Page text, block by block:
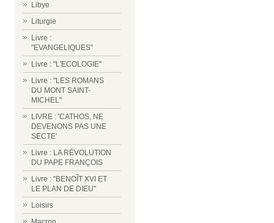
Libye
Liturgie
Livre :
"EVANGELIQUES"
Livre : "L'ECOLOGIE"
Livre : "LES ROMANS
DU MONT SAINT-
MICHEL"
LIVRE : 'CATHOS, NE
DEVENONS PAS UNE
SECTE'
Livre : LA RÉVOLUTION
DU PAPE FRANÇOIS
Livre : "BENOÎT XVI ET
LE PLAN DE DIEU"
Loisirs